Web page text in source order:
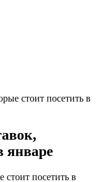
стоит посетить в
январе